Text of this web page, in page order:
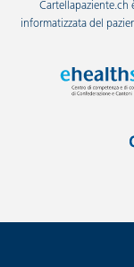
Cartellapaziente.ch
informatizzata del